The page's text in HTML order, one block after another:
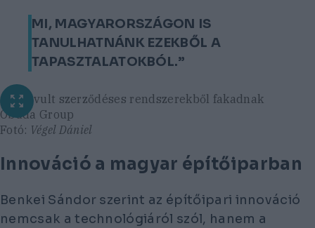
MI, MAGYARORSZÁGON IS
TANULHATNÁNK EZEKBŐL A
TAPASZTALATOKBÓL.”
Az elavult szerződéses rendszerekből fakadnak
Óbuda Group
Fotó: Végel Dániel
Innováció a magyar építőiparban
Benkei Sándor szerint az építőipari innováció
nemcsak a technológiáról szól, hanem a